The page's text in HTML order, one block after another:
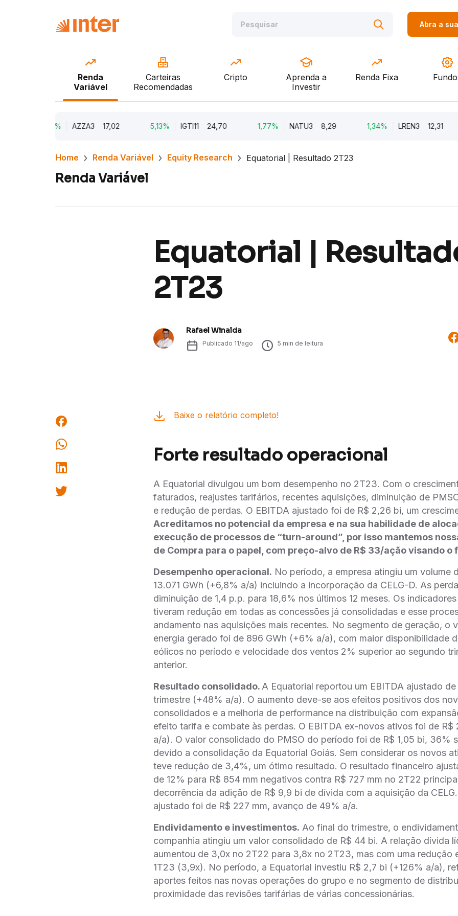
Abra a
Renda
Variável
Carteiras
Recomendadas
Cripto
Aprenda a
Investir
Renda Fixa
AZZA3 17,02 5,13% IGTI11 24,70 1,77% NATU3 8,29 1,34% LREN3 12,31
Home Renda Variável Equity Research Equatorial | Resultado 2T23
Renda Variável
Equatorial |
2T23
Rafael Winalda
Publicado 11/ago 5 min de leitura
Baixe o relatório completo!
Forte resultado operacional
A Equatorial divulgou um bom desempenho no 2T23. Com o
faturados, reajustes tarifários, recentes aquisições, diminuição de
e redução de perdas. O EBITDA ajustado foi de R$ 2,26 bi, um
Acreditamos no potencial da empresa e na sua habilidade de
execução de processos de “turn-around”, por isso mantemos
de Compra para o papel, com preço-alvo de R$ 33/ação visando o
Desempenho operacional. No período, a empresa atingiu um volume
13.071 GWh (+6,8% a/a) incluindo a incorporação da CELG-D. As
diminuição de 1,4 p.p. para 18,6% nos últimos 12 meses. Os
tiveram redução em todas as concessões já consolidadas e esse
andamento nas aquisições mais recentes. No segmento de geração, o
energia gerado foi de 896 GWh (+6% a/a), com maior disponibilidade
eólicos no período e velocidade dos ventos 2% superior ao segundo
anterior.
Resultado consolidado. A Equatorial reportou um EBITDA ajustado
trimestre (+48% a/a). O aumento deve-se aos efeitos positivos dos
consolidados e a melhoria de performance na distribuição com
efeito tarifa e combate às perdas. O EBITDA ex-novos ativos foi de
a/a). O valor consolidado do PMSO do período foi de R$ 1,05 bi, 36%
devido a consolidação da Equatorial Goiás. Sem considerar os novos
teve redução de 3,4%, um ótimo resultado. O resultado financeiro
de 12% para R$ 854 mm negativos contra R$ 727 mm no 2T22
decorrência da adição de R$ 9,9 bi de dívida com a aquisição da
ajustado foi de R$ 227 mm, avanço de 49% a/a.
Endividamento e investimentos. Ao final do trimestre, o
companhia atingiu um valor consolidado de R$ 44 bi. A relação dívida
aumentou de 3,0x no 2T22 para 3,8x no 2T23, mas com uma redução
1T23 (3,9x). No período, a Equatorial investiu R$ 2,7 bi (+126% a/a),
aportes feitos nas novas operações do grupo e no segmento de
proximidade das revisões tarifárias de várias concessionárias.